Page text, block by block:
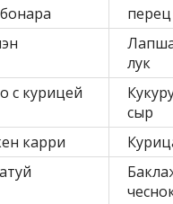
перец
лук
с курицей
сыр
карри